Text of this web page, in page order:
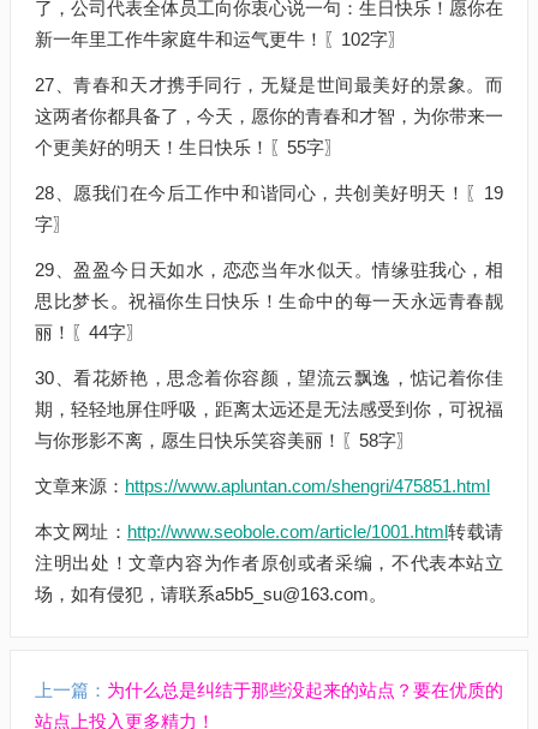
了，公司代表全体员工向你衷心说一句：生日快乐！愿你在
新一年里工作牛家庭牛和运气更牛！〖102字〗
27、青春和天才携手同行，无疑是世间最美好的景象。而
这两者你都具备了，今天，愿你的青春和才智，为你带来一
个更美好的明天！生日快乐！〖55字〗
28、愿我们在今后工作中和谐同心，共创美好明天！〖19
字〗
29、盈盈今日天如水，恋恋当年水似天。情缘驻我心，相
思比梦长。祝福你生日快乐！生命中的每一天永远青春靓
丽！〖44字〗
30、看花娇艳，思念着你容颜，望流云飘逸，惦记着你佳
期，轻轻地屏住呼吸，距离太远还是无法感受到你，可祝福
与你形影不离，愿生日快乐笑容美丽！〖58字〗
文章来源： https://www.apluntan.com/shengri/475851.html
本文网址： http://www.seobole.com/article/1001.html转载请
注明出处！文章内容为作者原创或者采编，不代表本站立
场，如有侵犯，请联系a5b5_su@163.com。
上一篇： 为什么总是纠结于那些没起来的站点？要在优质的
站点上投入更多精力！